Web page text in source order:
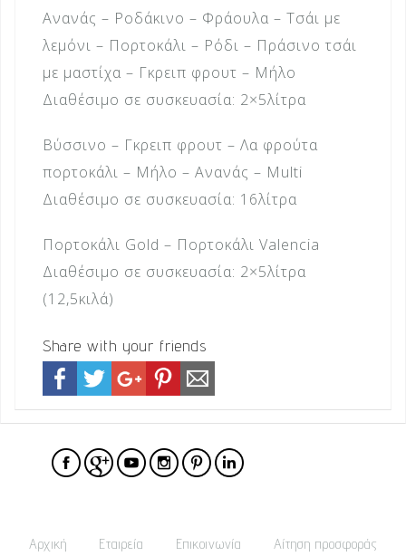
Ανανάς – Ροδάκινο – Φράουλα – Τσάι με
λεμόνι – Πορτοκάλι – Ρόδι – Πράσινο τσάι
με μαστίχα – Γκρειπ φρουτ – Μήλο
Διαθέσιμο σε συσκευασία: 2×5λίτρα
Βύσσινο – Γκρειπ φρουτ – Λα φρούτα
πορτοκάλι – Μήλο – Ανανάς – Multi
Διαθέσιμο σε συσκευασία: 16λίτρα
Πορτοκάλι Gold – Πορτοκάλι Valencia
Διαθέσιμο σε συσκευασία: 2×5λίτρα
(12,5κιλά)
Share with your friends
Αρχική Εταιρεία Επικοινωνία Αίτηση προσφοράς